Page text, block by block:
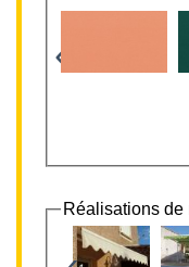
‹
Réalisations de